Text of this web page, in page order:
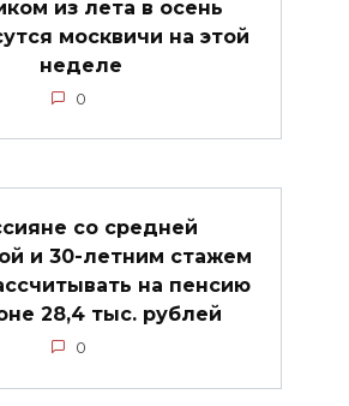
из лета в осень
москвичи на этой
неделе
0
со средней
и 30-летним стажем
на пенсию
28,4 тыс. рублей
0